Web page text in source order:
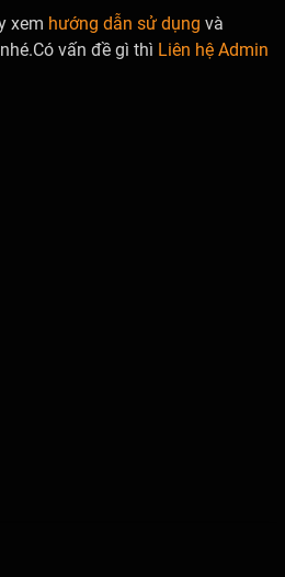
xem hướng dẫn sử dụng và
nhé.Có vấn đề gì thì Liên hệ Admin